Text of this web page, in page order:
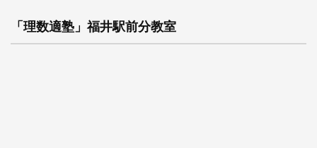
「理数適塾」福井駅前分教室